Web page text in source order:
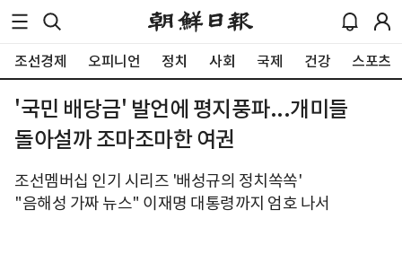
조선경제 오피니언 정치 사회 국제 건강 스포츠
'국민 배당금' 발언에 평지풍파...개미들
돌아설까 조마조마한 여권
조선멤버십 인기 시리즈 '배성규의 정치쏙쏙'
"음해성 가짜 뉴스" 이재명 대통령까지 엄호 나서